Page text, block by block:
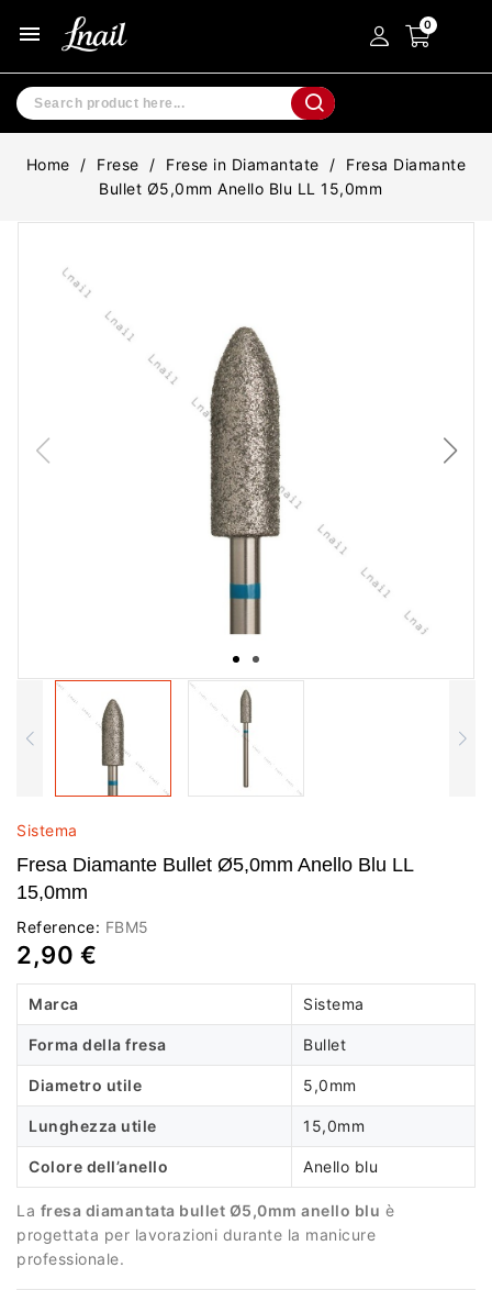
menu
Home Frese Frese in Diamantate
Fresa Diamante
Bullet Ø5,0mm Anello Blu LL 15,0mm
Sistema
Fresa Diamante Bullet Ø5,0mm Anello Blu LL
15,0mm
Reference: FBM5
2,90 €
Marca Sistema
Forma della fresa Bullet
Diametro utile 5,0mm
Lunghezza utile 15,0mm
Colore dell’anello Anello blu
La fresa diamantata bullet Ø5,0mm anello blu è
progettata per lavorazioni durante la manicure
professionale.